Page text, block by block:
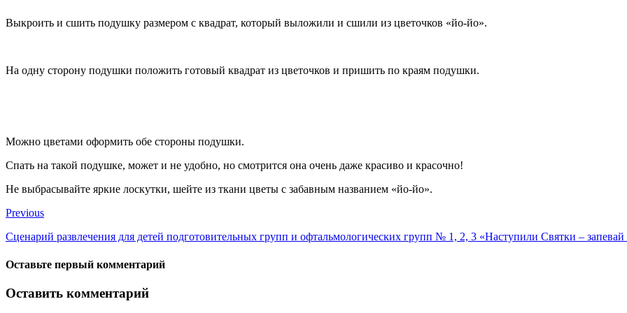
Выкроить и сшить подушку размером с квадрат, который выложили и сшили из цветочков «йо-йо».
На одну сторону подушки положить готовый квадрат из цветочков и пришить по краям подушки.
Можно цветами оформить обе стороны подушки.
Спать на такой подушке, может и не удобно, но смотрится она очень даже красиво и красочно!
Не выбрасывайте яркие лоскутки, шейте из ткани цветы с забавным названием «йо-йо».
Previous
Сценарий развлечения для детей подготовительных групп и офтальмологических групп № 1, 2, 3 «Наступили Святки –
Оставьте первый комментарий
Оставить комментарий